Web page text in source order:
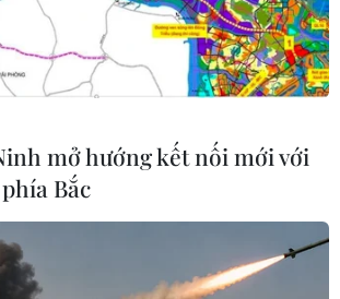
MỤC
mở hướng kết nối mới với
Bắc